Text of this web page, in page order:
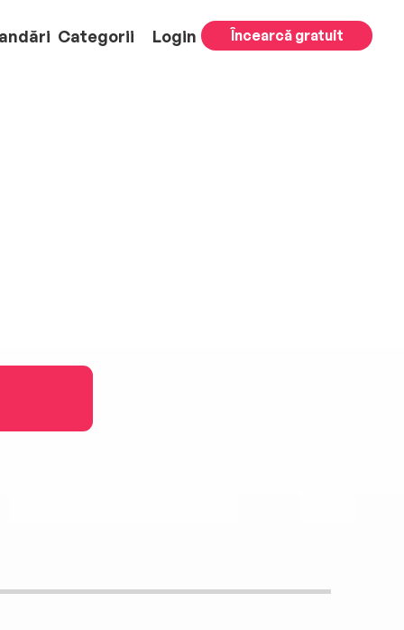
Categorii Login Încearcă gratuit